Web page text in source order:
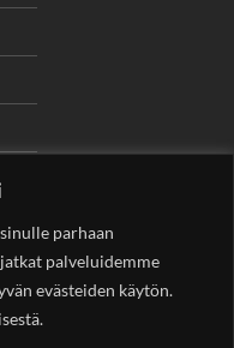
parhaan
palveluidemme
evästeiden käytön.